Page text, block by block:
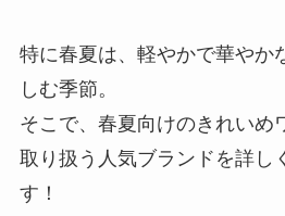
特に春夏は、軽やかで華やか
しむ季節。
そこで、春夏向けのきれいめ
取り扱う人気ブランドを詳し
す！